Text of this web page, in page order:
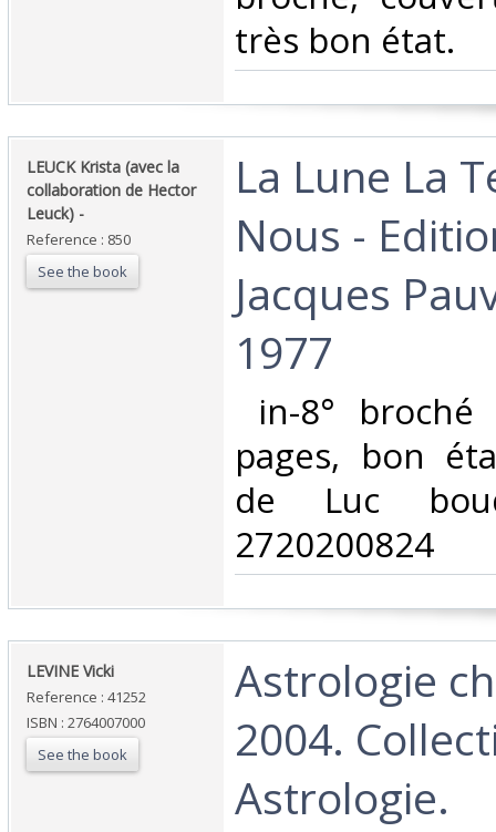
très bon état.‎
‎LEUCK Krista (avec la
collaboration de Hector
Leuck) - ‎
Reference : 850
See the book
‎La Lune La
Nous -
Jacques
1977‎
in-8°
pages, bon
de Luc
2720200824‎
‎LEVINE Vicki‎
Reference : 41252
ISBN : 2764007000
See the book
‎Astrologie
2004.
Astrologie.‎